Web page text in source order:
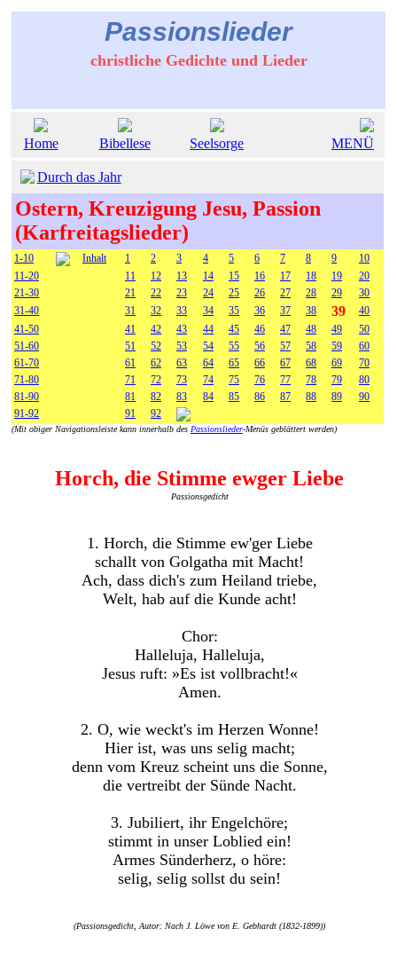
Passionslieder
christliche Gedichte und Lieder
Home Bibellese Seelsorge MENÜ
Durch das Jahr
Ostern, Kreuzigung Jesu, Passion
(Karfreitagslieder)
1-10 Inhalt 1 2 3 4 5 6 7 8 9
10
11-20
11 12 13 14 15 16 17 18 19
20
21-30
21 22 23 24 25 26 27 28 29
30
31-40
31 32 33 34 35 36 37 38 39
40
41-50
41 42 43 44 45 46 47 48 49
50
51-60
51 52 53 54 55 56 57 58 59
60
61-70
61 62 63 64 65 66 67 68 69
70
71-80
71 72 73 74 75 76 77 78 79
80
81-90
81 82 83 84 85 86 87 88 89
90
91-92
91 92
(Mit obiger Navigationsleiste kann innerhalb des Passionslieder-Menüs geblättert werden)
Horch, die Stimme ewger Liebe
Passionsgedicht
1. Horch, die Stimme ew'ger Liebe
schallt von Golgatha mit Macht!
Ach, dass dich's zum Heiland triebe,
Welt, hab auf die Kunde acht!
Chor:
Halleluja, Halleluja,
Jesus ruft: »Es ist vollbracht!«
Amen.
2. O, wie weckt's im Herzen Wonne!
Hier ist, was uns selig macht;
denn vom Kreuz scheint uns die Sonne,
die vertreibt der Sünde Nacht.
3. Jubiliert, ihr Engelchöre;
stimmt in unser Loblied ein!
Armes Sünderherz, o höre:
selig, selig sollst du sein!
(Passionsgedicht, Autor: Nach J. Löwe von E. Gebhardt (1832-1899))